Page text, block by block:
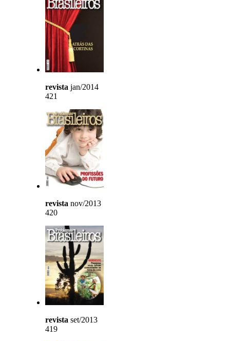
revista jan/2014
421
revista nov/2013
420
revista set/2013
419